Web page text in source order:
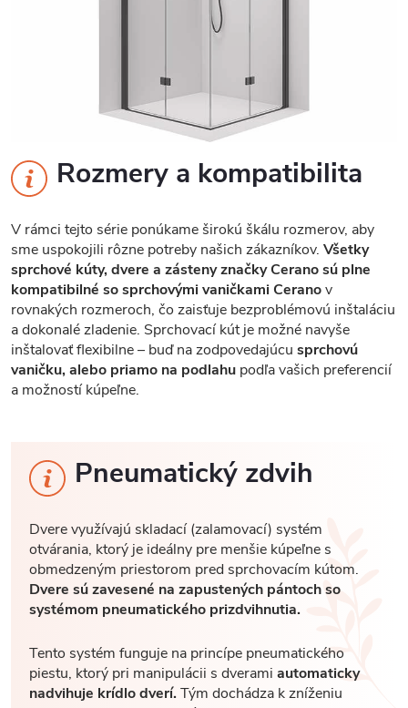
Rozmery a kompatibilita
V rámci tejto série ponúkame širokú škálu rozmerov, aby
sme uspokojili rôzne potreby našich zákazníkov. Všetky
sprchové kúty, dvere a zásteny značky Cerano sú plne
kompatibilné so sprchovými vaničkami Ceranov
rovnakých rozmeroch, čo zaisťuje bezproblémovú inštaláciu
a dokonalé zladenie. Sprchovací kút je možné navyše
inštalovať flexibilne – buď na zodpovedajúcu sprchovú
vaničku, alebo priamo na podlahu podľa vašich preferencií
a možností kúpeľne.
Pneumatický zdvih
Dvere využívajú skladací (zalamovací) systém
otvárania, ktorý je ideálny pre menšie kúpeľne s
obmedzeným priestorom pred sprchovacím kútom.
Dvere sú zavesené na zapustených pántoch so
systémom pneumatického prizdvihnutia.
Tento systém funguje na princípe pneumatického
piestu, ktorý pri manipulácii s dverami automaticky
nadvihuje krídlo dverí.Tým dochádza k zníženiu